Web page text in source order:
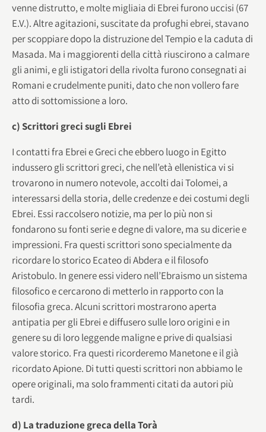
venne distrutto, e molte migliaia di Ebrei furono uccisi (67
E.V.). Altre agitazioni, suscitate da profughi ebrei, stavano
per scoppiare dopo la distruzione del Tempio e la caduta di
Masada. Ma i maggiorenti della città riuscirono a calmare
gli animi, e gli istigatori della rivolta furono consegnati ai
Romani e crudelmente puniti, dato che non vollero fare
atto di sottomissione a loro.
c) Scrittori greci sugli Ebrei
I contatti fra Ebrei e Greci che ebbero luogo in Egitto
indussero gli scrittori greci, che nell’età ellenistica vi si
trovarono in numero notevole, accolti dai Tolomei, a
interessarsi della storia, delle credenze e dei costumi degli
Ebrei. Essi raccolsero notizie, ma per lo più non si
fondarono su fonti serie e degne di valore, ma su dicerie e
impressioni. Fra questi scrittori sono specialmente da
ricordare lo storico Ecateo di Abdera e il filosofo
Aristobulo. In genere essi videro nell’Ebraismo un sistema
filosofico e cercarono di metterlo in rapporto con la
filosofia greca. Alcuni scrittori mostrarono aperta
antipatia per gli Ebrei e diffusero sulle loro origini e in
genere su di loro leggende maligne e prive di qualsiasi
valore storico. Fra questi ricorderemo Manetone e il già
ricordato Apione. Di tutti questi scrittori non abbiamo le
opere originali, ma solo frammenti citati da autori più
tardi.
d) La traduzione greca della Torà